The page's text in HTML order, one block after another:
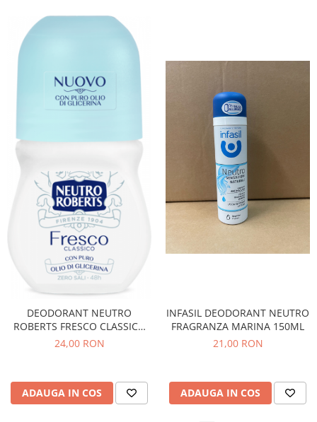
DEODORANT NEUTRO
ROBERTS FRESCO CLASSICO
50ML
24,00 RON
ADAUGA IN COS
INFASIL DEODORANT NEUTRO
FRAGRANZA MARINA 150ML
21,00 RON
ADAUGA IN COS